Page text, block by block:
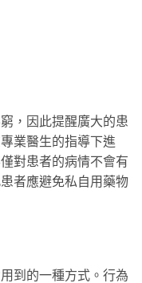
，因此提醒廣大的患
業醫生的指導下進
對患者的病情不會有
者應避免私自用藥物
到的一種方式。行為